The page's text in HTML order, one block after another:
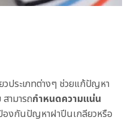
ประเภทต่างๆ ช่วยแก้ปัญหา
ามารถกำหนดความแน่น
องกันปัญหาฝาปีนเกลียวหรือ